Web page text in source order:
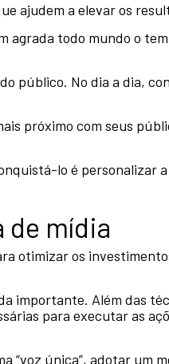
ajudem a elevar os
agrada todo mundo o
público. No dia a dia,
próximo com seus
lo é personalizar a
de mídia
otimizar os
importante. Além das
para executar as
“voz única”, adotar um